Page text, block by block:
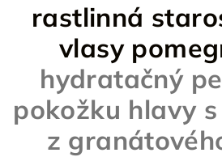
rastlinná
vlasy
hydratačný
pokožku hlavy
z